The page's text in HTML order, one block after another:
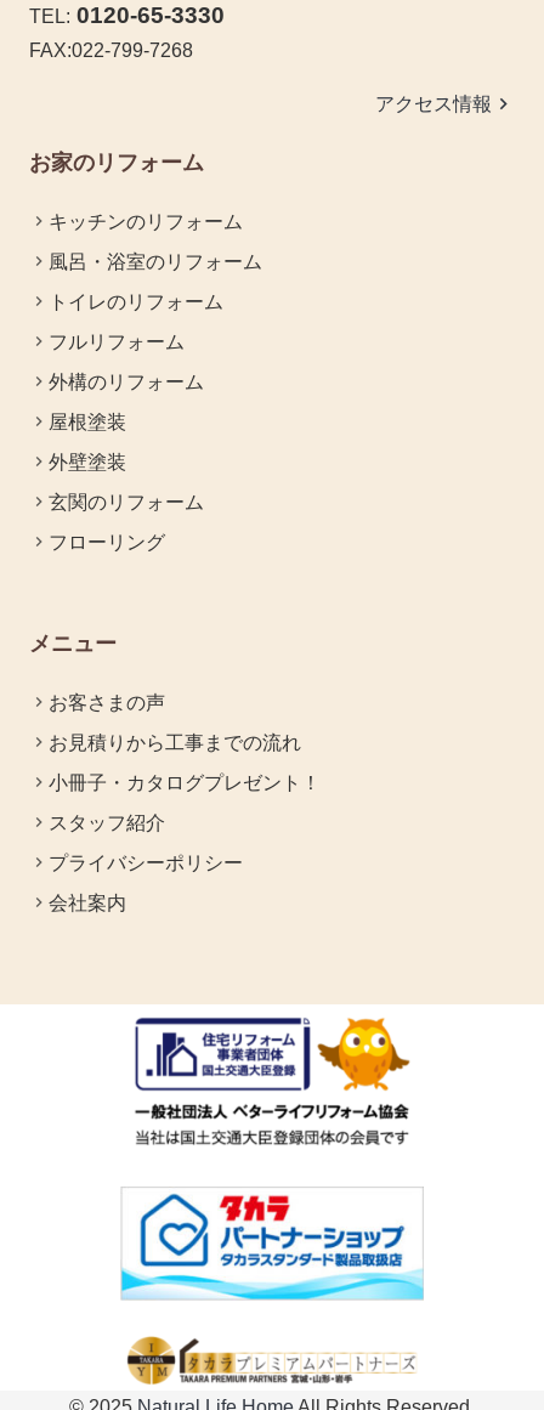
TEL: 0120-65-3330
FAX:022-799-7268
アクセス情報 keyboard_arrow_right
お家のリフォーム
キッチンのリフォーム
風呂・浴室のリフォーム
トイレのリフォーム
フルリフォーム
外構のリフォーム
屋根塗装
外壁塗装
玄関のリフォーム
フローリング
メニュー
お客さまの声
お見積りから工事までの流れ
小冊子・カタログプレゼント！
スタッフ紹介
プライバシーポリシー
会社案内